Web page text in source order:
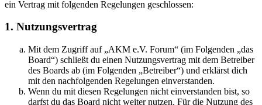
ein Vertrag mit folgenden Regelungen geschlossen:
1. Nutzungsvertrag
Mit dem Zugriff auf „AKM e.V. Forum“ (im Folgenden „das
Board“) schließt du einen Nutzungsvertrag mit dem Betreiber
des Boards ab (im Folgenden „Betreiber“) und erklärst dich
mit den nachfolgenden Regelungen einverstanden.
Wenn du mit diesen Regelungen nicht einverstanden bist, so
darfst du das Board nicht weiter nutzen. Für die Nutzung des